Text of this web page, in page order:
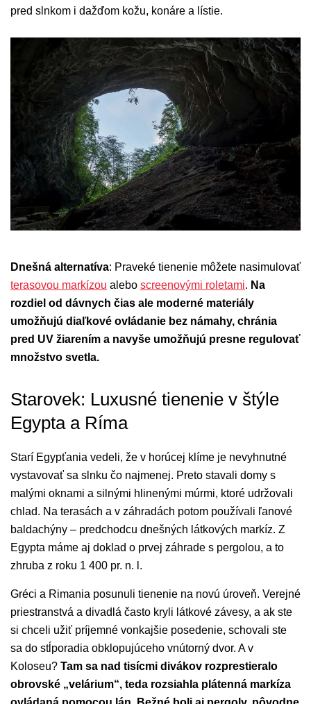
pred slnkom i dažďom kožu, konáre a lístie.
Dnešná alternatíva: Praveké tienenie môžete nasimulovať
terasovou markízou alebo screenovými roletami. Na
rozdiel od dávnych čias ale moderné materiály
umožňujú diaľkové ovládanie bez námahy, chránia
pred UV žiarením a navyše umožňujú presne regulovať
množstvo svetla.
Starovek: Luxusné tienenie v štýle
Egypta a Ríma
Starí Egypťania vedeli, že v horúcej klíme je nevyhnutné
vystavovať sa slnku čo najmenej. Preto stavali domy s
malými oknami a silnými hlinenými múrmi, ktoré udržovali
chlad. Na terasách a v záhradách potom používali ľanové
baldachýny – predchodcu dnešných látkových markíz. Z
Egypta máme aj doklad o prvej záhrade s pergolou, a to
zhruba z roku 1 400 pr. n. l.
Gréci a Rimania posunuli tienenie na novú úroveň. Verejné
priestranstvá a divadlá často kryli látkové závesy, a ak ste
si chceli užiť príjemné vonkajšie posedenie, schovali ste
sa do stĺporadia obklopujúceho vnútorný dvor. A v
Koloseu? Tam sa nad tisícmi divákov rozprestieralo
obrovské „velárium“, teda rozsiahla plátenná markíza